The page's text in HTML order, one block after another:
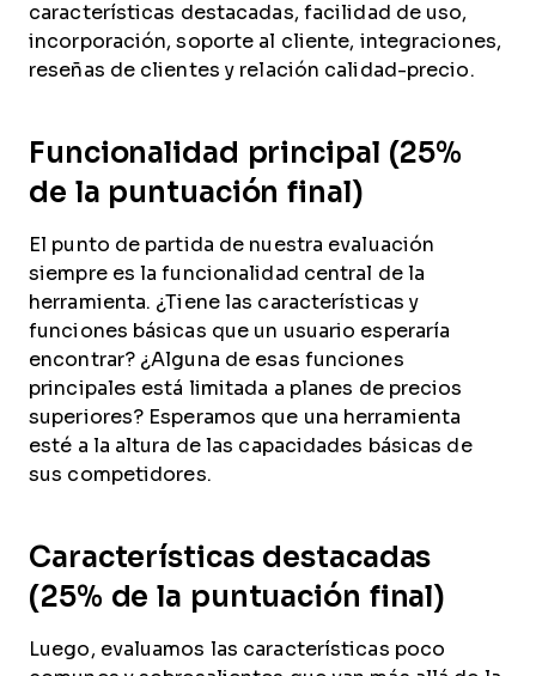
características destacadas, facilidad de uso,
incorporación, soporte al cliente, integraciones,
reseñas de clientes y relación calidad-precio.
Funcionalidad principal (25%
de la puntuación final)
El punto de partida de nuestra evaluación
siempre es la funcionalidad central de la
herramienta. ¿Tiene las características y
funciones básicas que un usuario esperaría
encontrar? ¿Alguna de esas funciones
principales está limitada a planes de precios
superiores? Esperamos que una herramienta
esté a la altura de las capacidades básicas de
sus competidores.
Características destacadas
(25% de la puntuación final)
Luego, evaluamos las características poco